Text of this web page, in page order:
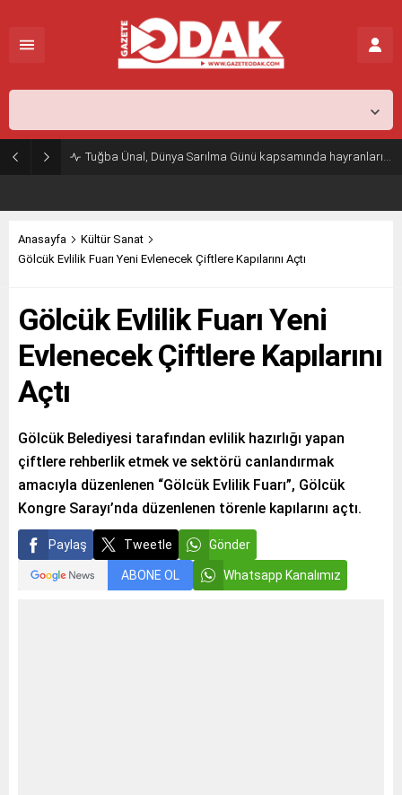
Tuğba Ünal, Dünya Sarılma Günü kapsamında hayranlarıyla buluştu
Anasayfa
Kültür Sanat
Gölcük Evlilik Fuarı Yeni Evlenecek Çiftlere Kapılarını Açtı
Gölcük Evlilik Fuarı Yeni
Evlenecek Çiftlere Kapılarını
Açtı
Gölcük Belediyesi tarafından evlilik hazırlığı yapan
çiftlere rehberlik etmek ve sektörü canlandırmak
amacıyla düzenlenen “Gölcük Evlilik Fuarı”, Gölcük
Kongre Sarayı’nda düzenlenen törenle kapılarını açtı.
Paylaş Tweetle Gönder
ABONE OL Whatsapp Kanalımız